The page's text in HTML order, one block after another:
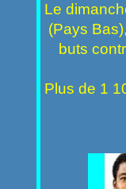
Le
(Pays
buts
Plus de 1